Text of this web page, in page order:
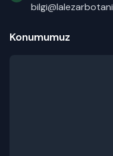
Konumumuz